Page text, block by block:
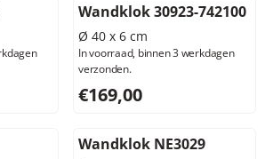
btw: 82,60
Wandklok 30923-742100
Ø 40 x 6 cm
In voorraad, binnen 3 werkdagen
verzonden.
Prijs: 169,00, exclusief btw:
€169,00
Wandklok NE3029